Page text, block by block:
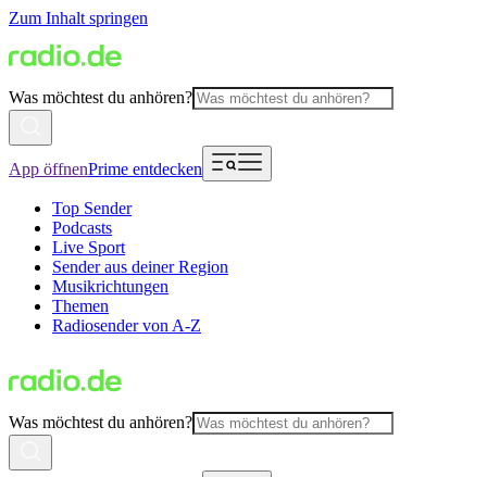
Zum Inhalt springen
Was möchtest du anhören?
App öffnenPrime entdecken
Top Sender
Podcasts
Live Sport
Sender aus deiner Region
Musikrichtungen
Themen
Radiosender von A-Z
Was möchtest du anhören?